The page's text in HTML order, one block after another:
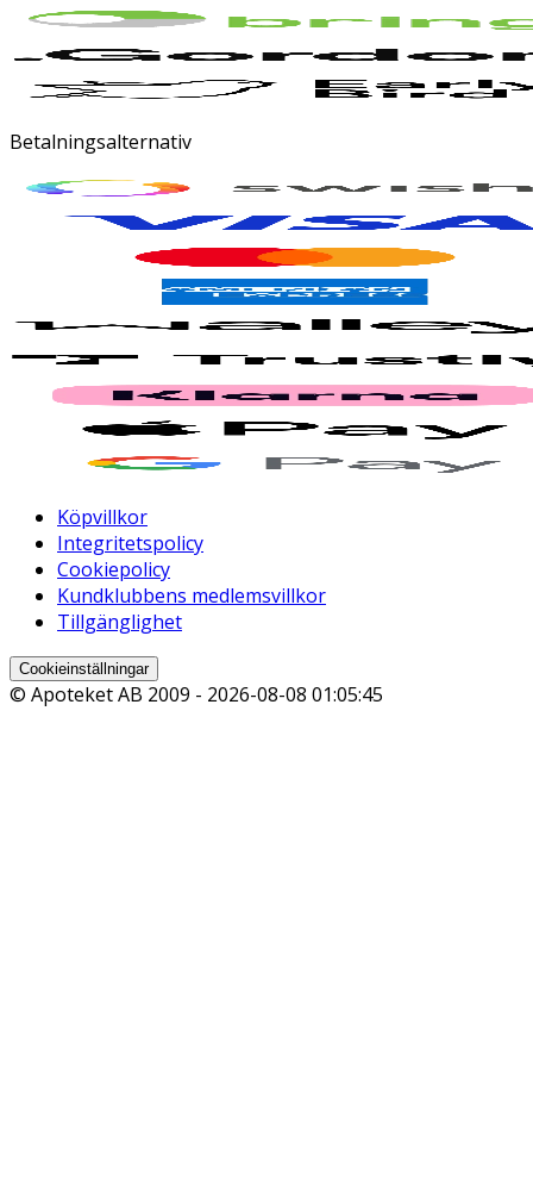
Betalningsalternativ
Köpvillkor
Integritetspolicy
Cookiepolicy
Kundklubbens medlemsvillkor
Tillgänglighet
Cookieinställningar
© Apoteket AB 2009 - 2026-08-08 01:05:45